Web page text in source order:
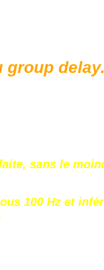
group
sans le
100 Hz et